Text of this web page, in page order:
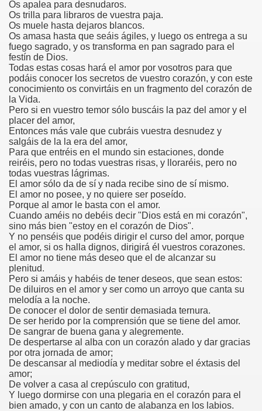
Os apalea para desnudaros.
Os trilla para libraros de vuestra paja.
Os muele hasta dejaros blancos.
Os amasa hasta que seáis ágiles, y luego os entrega a su
fuego sagrado, y os transforma en pan sagrado para el
festín de Dios.
Todas estas cosas hará el amor por vosotros para que
podáis conocer los secretos de vuestro corazón, y con este
conocimiento os convirtáis en un fragmento del corazón de
la Vida.
Pero si en vuestro temor sólo buscáis la paz del amor y el
placer del amor,
Entonces más vale que cubráis vuestra desnudez y
salgáis de la la era del amor,
Para que entréis en el mundo sin estaciones, donde
reiréis, pero no todas vuestras risas, y lloraréis, pero no
todas vuestras lágrimas.
El amor sólo da de sí y nada recibe sino de sí mismo.
El amor no posee, y no quiere ser poseído.
Porque al amor le basta con el amor.
Cuando améis no debéis decir "Dios está en mi corazón",
sino más bien "estoy en el corazón de Dios".
Y no penséis que podéis dirigir el curso del amor, porque
el amor, si os halla dignos, dirigirá él vuestros corazones.
El amor no tiene más deseo que el de alcanzar su
plenitud.
Pero si amáis y habéis de tener deseos, que sean estos:
De diluiros en el amor y ser como un arroyo que canta su
melodía a la noche.
De conocer el dolor de sentir demasiada ternura.
De ser herido por la comprensión que se tiene del amor.
De sangrar de buena gana y alegremente.
De despertarse al alba con un corazón alado y dar gracias
por otra jornada de amor;
De descansar al mediodía y meditar sobre el éxtasis del
amor;
De volver a casa al crepúsculo con gratitud,
Y luego dormirse con una plegaria en el corazón para el
bien amado, y con un canto de alabanza en los labios.